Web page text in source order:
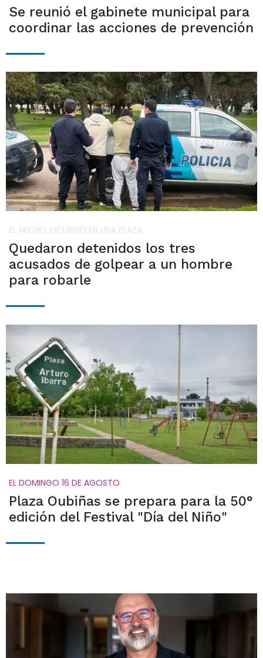
Se reunió el gabinete municipal para
coordinar las acciones de prevención
EL HECHO OCURRIÓ EN UNA PLAZA
Quedaron detenidos los tres
acusados de golpear a un hombre
para robarle
EL DOMINGO 16 DE AGOSTO
Plaza Oubiñas se prepara para la 50°
edición del Festival "Día del Niño"